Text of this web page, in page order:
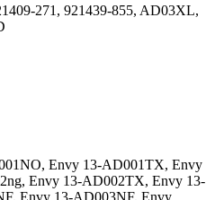
271, 921439-855, AD03XL,
Envy 13-AD001TX, Envy
Envy 13-AD002TX, Envy 13-
Envy 13-AD003NF, Envy